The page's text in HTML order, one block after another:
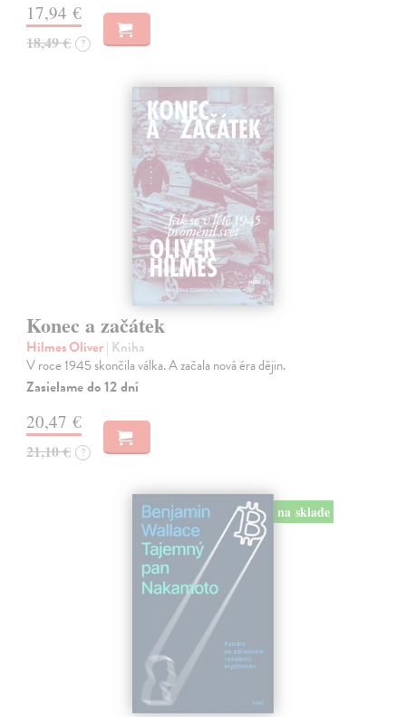
17,94 €
18,49 € ?
Konec a začátek
Hilmes Oliver| Kniha
V roce 1945 skončila válka. A začala nová éra dějin.
Zasielame do 12 dní
20,47 €
21,10 € ?
na sklade